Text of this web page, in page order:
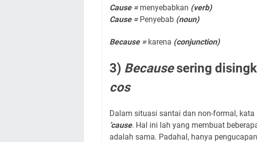
Cause = menyebabkan (verb)
Cause = Penyebab (noun)
Because = karena (conjunction)
3) Becausesering
cos
Dalam situasi santai dan non-formal, kata
’cause. Hal ini lah yang membuat
adalah sama. Padahal, hanya